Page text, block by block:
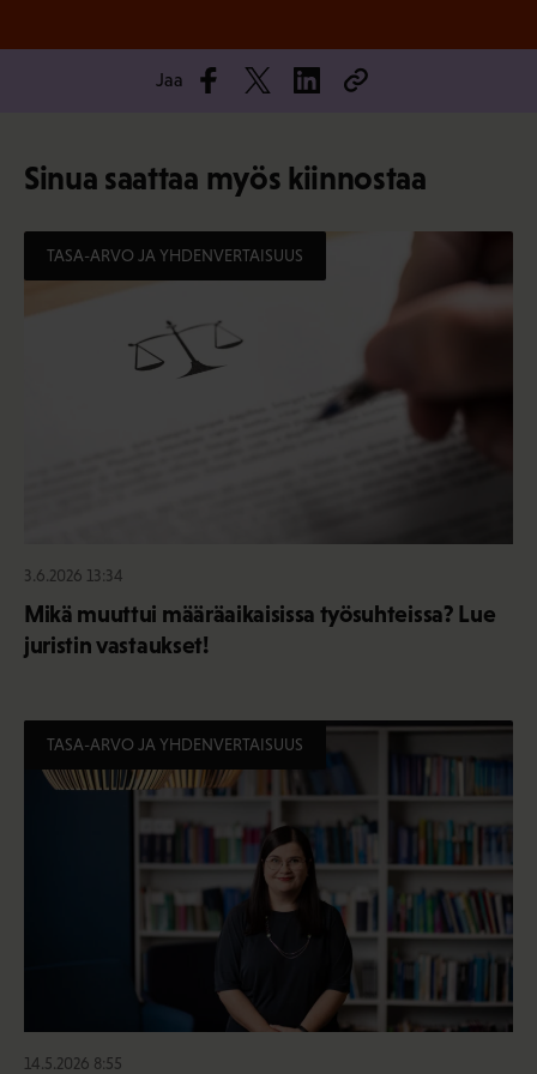
Jaa
Sinua saattaa myös kiinnostaa
TASA-ARVO JA YHDENVERTAISUUS
3.6.2026 13:34
Mikä muuttui määräaikaisissa työsuhteissa? Lue
juristin vastaukset!
TASA-ARVO JA YHDENVERTAISUUS
14.5.2026 8:55